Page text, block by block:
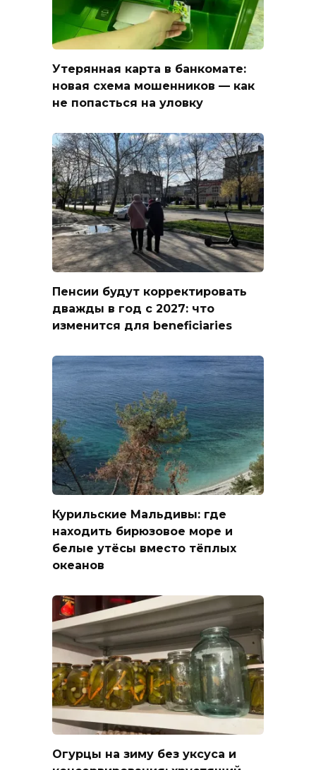
Утерянная карта в банкомате:
новая схема мошенников — как
не попасться на уловку
Пенсии будут корректировать
дважды в год с 2027: что
изменится для beneficiaries
Курильские Мальдивы: где
находить бирюзовое море и
белые утёсы вместо тёплых
океанов
Огурцы на зиму без уксуса и